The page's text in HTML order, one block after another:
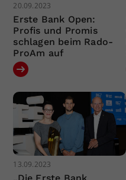
20.09.2023
Erste Bank Open:
Profis und Promis
schlagen beim Rado-
ProAm auf
13.09.2023